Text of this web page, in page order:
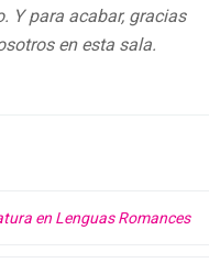
Y para acabar, gracias
en esta sala.
en Lenguas Romances